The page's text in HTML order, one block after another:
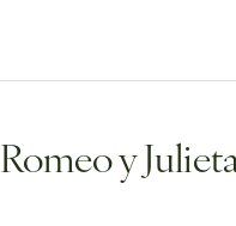
Romeo y